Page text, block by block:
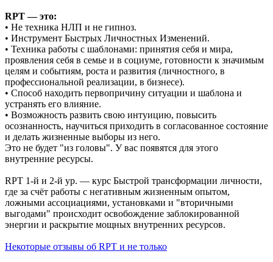
RPT — это:
• Не техника НЛП и не гипноз.
• Инструмент Быстрых Личностных Изменений.
• Техника работы с шаблонами: принятия себя и мира,
проявления себя в семье и в социуме, готовности к значимым
целям и событиям, роста и развития (личностного, в
профессиональной реализации, в бизнесе).
• Способ находить первопричину ситуации и шаблона и
устранять его влияние.
• Возможность развить свою интуицию, повысить
осознанность, научиться приходить в согласованное состояние
и делать жизненные выборы из него.
Это не будет "из головы". У вас появятся для этого
внутренние ресурсы.
RPT 1-й и 2-й ур. — курс Быстрой трансформации личности,
где за счёт работы с негативным жизненным опытом,
ложными ассоциациями, установками и "вторичными
выгодами" происходит освобождение заблокированной
энергии и раскрытие мощных внутренних ресурсов.
Некоторые отзывы об RPT и не только